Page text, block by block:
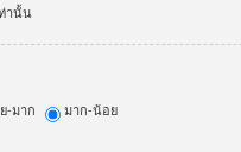
านั้น
-มาก มาก-น้อย